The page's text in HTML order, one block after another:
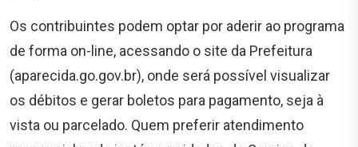
Os contribuintes podem optar por aderir ao programa
de forma on-line, acessando o site da Prefeitura
(aparecida.go.gov.br), onde será possível visualizar
os débitos e gerar boletos para pagamento, seja à
vista ou parcelado. Quem preferir atendimento